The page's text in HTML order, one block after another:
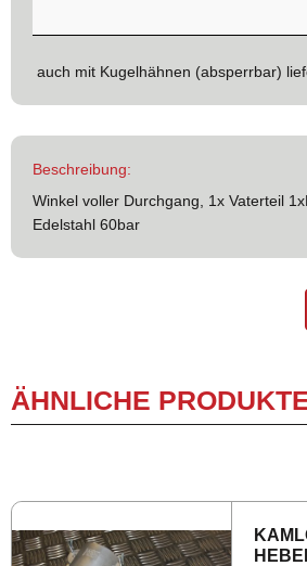
auch mit Kugelhähnen (absperrbar)
Beschreibung:
Winkel voller Durchgang, 1x Vaterteil
Edelstahl 60bar
ÄHNLICHE